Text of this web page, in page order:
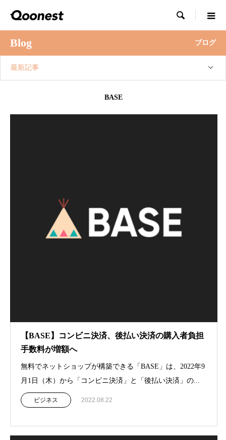

Blog ブログ
最新記事
BASE
【BASE】コンビニ決済、後払い決済の購入者負担
手数料が増額へ
無料でネットショップが構築できる「BASE」は、2022年9
月1日（木）から「コンビニ決済」と「後払い決済」の...
ビジネス 2022.08.22